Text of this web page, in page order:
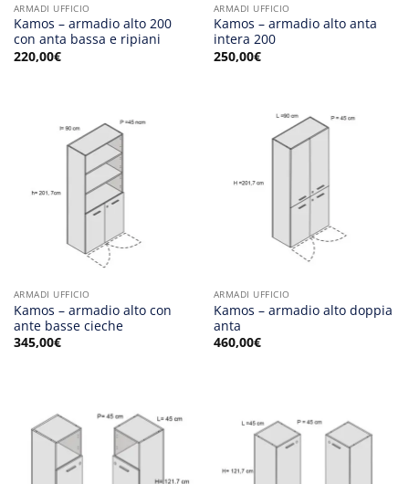
ARMADI UFFICIO
Kamos – armadio alto 200
con anta bassa e ripiani
220,00€
ARMADI UFFICIO
Kamos – armadio alto anta
intera 200
250,00€
ARMADI UFFICIO
Kamos – armadio alto con
ante basse cieche
345,00€
ARMADI UFFICIO
Kamos – armadio alto doppia
anta
460,00€